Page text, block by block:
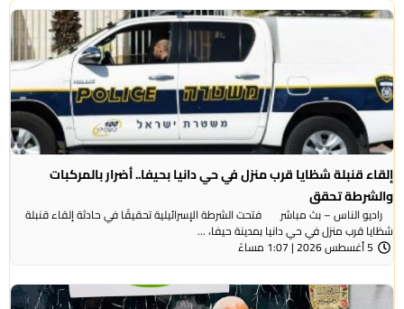
إلقاء قنبلة شظايا قرب منزل في حي دانيا بحيفا.. أضرار بالمركبات
والشرطة تحقق
راديو الناس – بث مباشر فتحت الشرطة الإسرائيلية تحقيقًا في حادثة إلقاء قنبلة
شظايا قرب منزل في حي دانيا بمدينة حيفا، ...
5 أغسطس 2026 | 1:07 مساءً